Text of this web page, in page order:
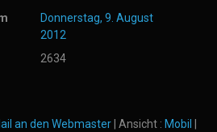
Donnerstag, 9. August
2012
2634
an den Webmaster| Ansicht : Mobil